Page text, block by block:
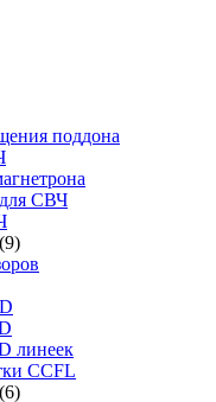
поддона
СВЧ
линеек
CCFL